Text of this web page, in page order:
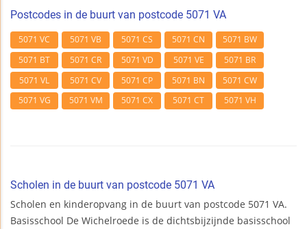
Postcodes in de buurt van postcode 5071 VA
5071 VC 5071 VB 5071 CS 5071 CN
5071 BW
5071 BT
5071 CR 5071 VD 5071 VE
5071 BR
5071 VL
5071 CV 5071 CP 5071 BN
5071 CW
5071 VG
5071 VM 5071 CX 5071 CT 5071 VH
Scholen in de buurt van postcode 5071 VA
Scholen en kinderopvang in de buurt van postcode 5071 VA.
Basisschool De Wichelroede is de dichtsbijzijnde basisschool